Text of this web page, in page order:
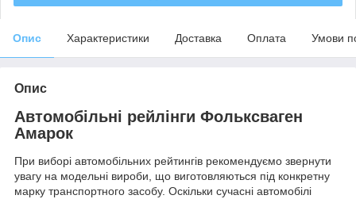
Опис Характеристики Доставка Оплата Умови
Опис
Автомобільні рейлінги Фольксваген
Амарок
При виборі автомобільних рейтингів рекомендуємо звернути
увагу на модельні вироби, що виготовляються під конкретну
марку транспортного засобу. Оскільки сучасні автомобілі